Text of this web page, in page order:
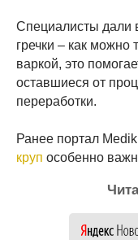
Специалисты дали
гречки – как
варкой, это
оставшиеся от
переработки.
Ранее портал
круп особенно